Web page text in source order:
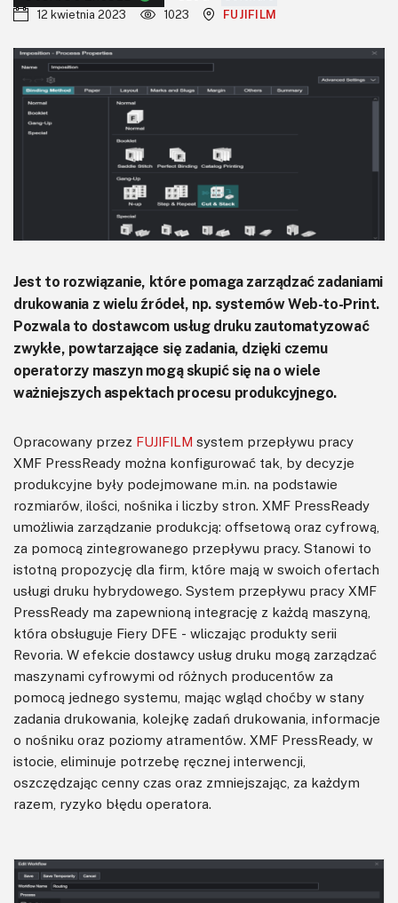
Magazyny
Archiwum
Do pobrania
12 kwietnia 2023
1023 FUJIFILM
Jest to rozwiązanie, które pomaga zarządzać zadaniami
drukowania z wielu źródeł, np. systemów Web-to-Print.
Pozwala to dostawcom usług druku zautomatyzować
zwykłe, powtarzające się zadania, dzięki czemu
operatorzy maszyn mogą skupić się na o wiele
ważniejszych aspektach procesu produkcyjnego.
Opracowany przez FUJIFILM system przepływu pracy
XMF PressReady można konfigurować tak, by decyzje
produkcyjne były podejmowane m.in. na podstawie
rozmiarów, ilości, nośnika i liczby stron. XMF PressReady
umożliwia zarządzanie produkcją: offsetową oraz cyfrową,
za pomocą zintegrowanego przepływu pracy. Stanowi to
istotną propozycję dla firm, które mają w swoich ofertach
usługi druku hybrydowego. System przepływu pracy XMF
PressReady ma zapewnioną integrację z każdą maszyną,
która obsługuje Fiery DFE - wliczając produkty serii
Revoria. W efekcie dostawcy usług druku mogą zarządzać
maszynami cyfrowymi od różnych producentów za
pomocą jednego systemu, mając wgląd choćby w stany
zadania drukowania, kolejkę zadań drukowania, informacje
o nośniku oraz poziomy atramentów. XMF PressReady, w
istocie, eliminuje potrzebę ręcznej interwencji,
oszczędzając cenny czas oraz zmniejszając, za każdym
razem, ryzyko błędu operatora.